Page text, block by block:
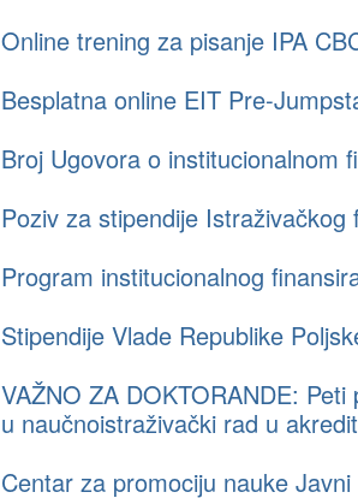
Online trening za pisanje IPA
Besplatna online EIT Pre-
Broj Ugovora o institucionalnom
Poziv za stipendije
Program institucionalnog
Stipendije Vlade Republike
VAŽNO ZA DOKTORANDE:
u naučnoistraživački rad u
Centar za promociju nauke